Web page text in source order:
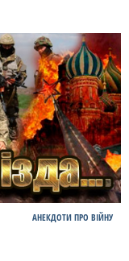
АНЕКДОТИ ПРО ВІЙНУ